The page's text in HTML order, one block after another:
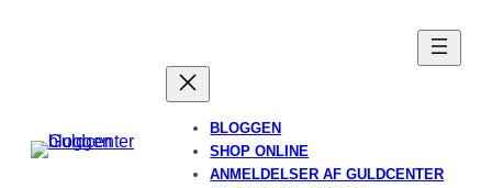
BLOGGEN
SHOP ONLINE
ANMELDELSER AF GULDCENTER